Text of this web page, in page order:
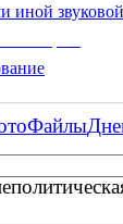
иной
Файлы